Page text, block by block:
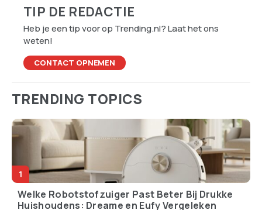
TIP DE REDACTIE
Heb je een tip voor op Trending.nl? Laat het ons
weten!
CONTACT OPNEMEN
TRENDING TOPICS
Welke Robotstofzuiger Past Beter Bij Drukke
Huishoudens: Dreame en Eufy Vergeleken